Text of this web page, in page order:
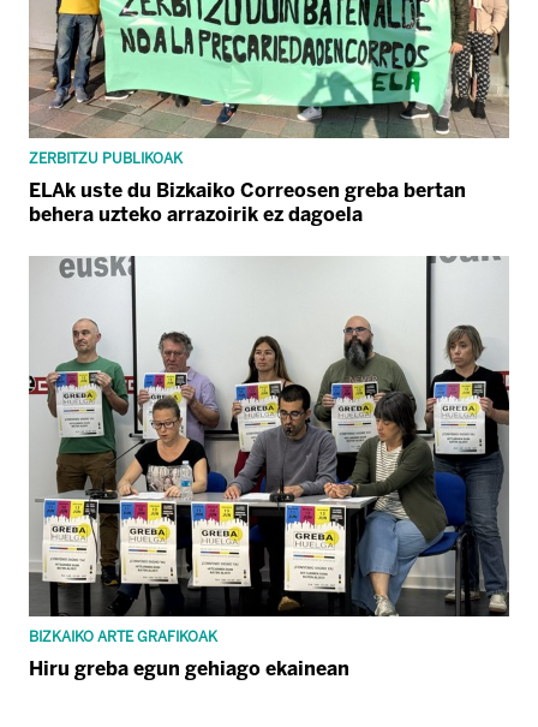
ZERBITZU PUBLIKOAK
ELAk uste du Bizkaiko Correosen greba bertan
behera uzteko arrazoirik ez dagoela
BIZKAIKO ARTE GRAFIKOAK
Hiru greba egun gehiago ekainean